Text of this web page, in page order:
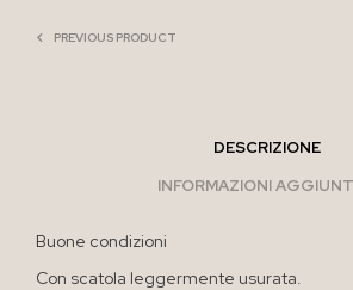
PREVIOUS PRODUCT
DESCRIZIONE
INFORMAZIONI
Buone condizioni
Con scatola leggermente usurata.